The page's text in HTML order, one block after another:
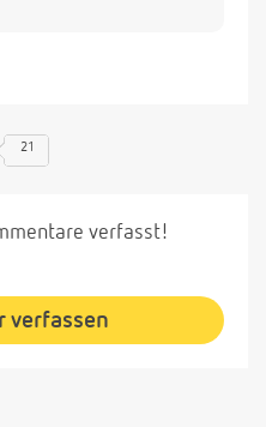
21
verfasst!
verfassen